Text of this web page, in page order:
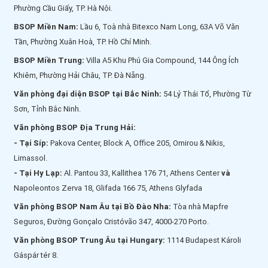
Phường Cầu Giấy, TP. Hà Nội.
BSOP Miền Nam: Lầu 6, Toà nhà Bitexco Nam Long, 63A Võ Văn
Tần, Phường Xuân Hoà, TP. Hồ Chí Minh.
BSOP Miền Trung: Villa A5 Khu Phú Gia Compound, 144 Ông Ích
Khiêm, Phường Hải Châu, TP. Đà Nẵng.
Văn phòng đại diện BSOP tại Bắc Ninh: 54 Lý Thái Tổ, Phường Từ
Sơn, Tỉnh Bắc Ninh.
Văn phòng BSOP Địa Trung Hải:
- Tại Síp: Pakova Center, Block A, Office 205, Omirou & Nikis,
Limassol.
- Tại Hy Lạp: Al. Pantou 33, Kallithea 176 71, Athens Centervà
Napoleontos Zerva 18, Glifada 166 75, Athens Glyfada
Văn phòng BSOP Nam Âu tại Bồ Đào Nha: Tòa nhà Mapfre
Seguros, Đường Gonçalo Cristóvão 347, 4000-270 Porto.
Văn phòng BSOP Trung Âu tại Hungary: 1114 Budapest Károli
Gáspár tér 8.